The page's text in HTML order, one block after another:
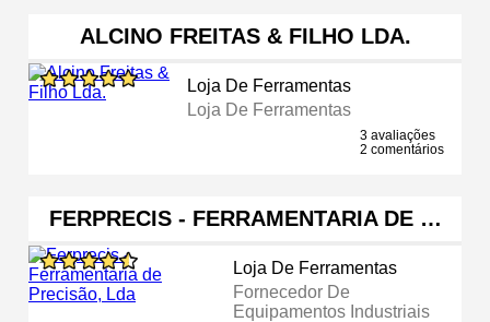
ALCINO FREITAS & FILHO LDA.
Loja De Ferramentas
Loja De Ferramentas
3 avaliações
2 comentários
FERPRECIS - FERRAMENTARIA DE …
Loja De Ferramentas
Fornecedor De
Equipamentos Industriais